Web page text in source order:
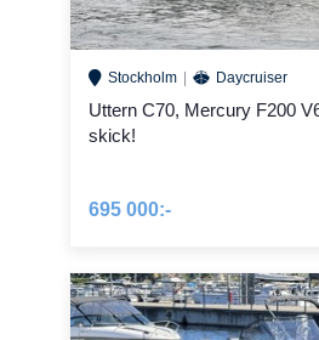
Stockholm Daycruiser
Uttern C70, Mercury F200
skick!
695 000:-